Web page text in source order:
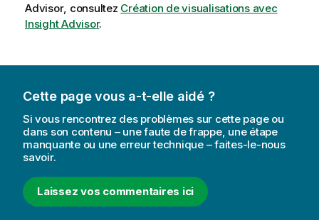
Advisor, consultez Création de visualisations avec
Insight Advisor.
Cette page vous a-t-elle aidé ?
Si vous rencontrez des problèmes sur cette page ou
dans son contenu – une faute de frappe, une étape
manquante ou une erreur technique – faites-le-nous
savoir.
Laissez vos commentaires ici